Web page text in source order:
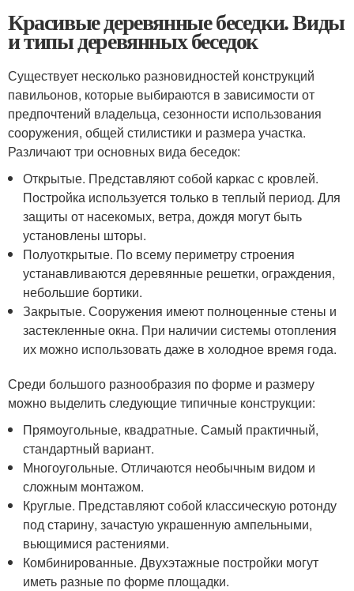
Красивые деревянные беседки. Виды
и типы деревянных беседок
Существует несколько разновидностей конструкций
павильонов, которые выбираются в зависимости от
предпочтений владельца, сезонности использования
сооружения, общей стилистики и размера участка.
Различают три основных вида беседок:
Открытые. Представляют собой каркас с кровлей.
Постройка используется только в теплый период. Для
защиты от насекомых, ветра, дождя могут быть
установлены шторы.
Полуоткрытые. По всему периметру строения
устанавливаются деревянные решетки, ограждения,
небольшие бортики.
Закрытые. Сооружения имеют полноценные стены и
застекленные окна. При наличии системы отопления
их можно использовать даже в холодное время года.
Среди большого разнообразия по форме и размеру
можно выделить следующие типичные конструкции:
Прямоугольные, квадратные. Самый практичный,
стандартный вариант.
Многоугольные. Отличаются необычным видом и
сложным монтажом.
Круглые. Представляют собой классическую ротонду
под старину, зачастую украшенную ампельными,
вьющимися растениями.
Комбинированные. Двухэтажные постройки могут
иметь разные по форме площадки.